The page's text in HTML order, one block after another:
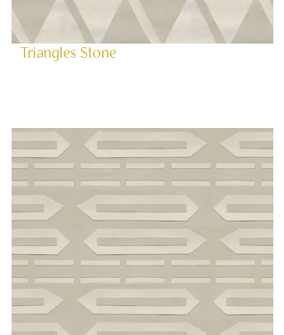
Triangles Stone